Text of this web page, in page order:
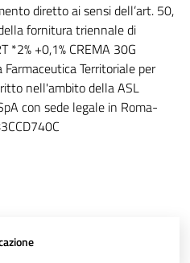
diretto ai sensi dell’art. 50,
fornitura triennale di
*2% +0,1% CREMA 30G
Territoriale per
nell'ambito della ASL
con sede legale in Roma-